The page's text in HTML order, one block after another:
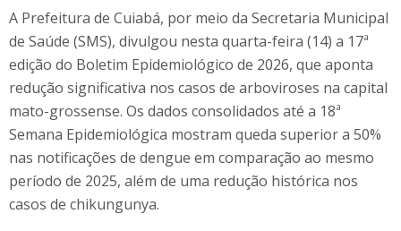
A Prefeitura de Cuiabá, por meio da Secretaria Municipal
de Saúde (SMS), divulgou nesta quarta-feira (14) a 17ª
edição do Boletim Epidemiológico de 2026, que aponta
redução significativa nos casos de arboviroses na capital
mato-grossense. Os dados consolidados até a 18ª
Semana Epidemiológica mostram queda superior a 50%
nas notificações de dengue em comparação ao mesmo
período de 2025, além de uma redução histórica nos
casos de chikungunya.